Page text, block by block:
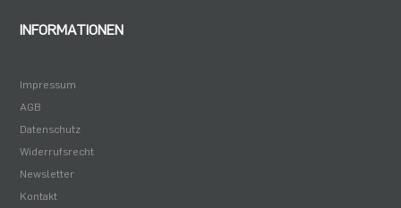
INFORMATIONEN
Impressum
AGB
Datenschutz
Widerrufsrecht
Newsletter
Kontakt